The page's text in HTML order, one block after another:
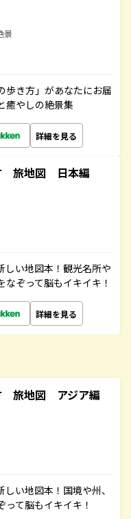
景
歩き方」があなたにお届
癒やしの絶景集
詳細を見る
旅地図 日本編
しい地図本！観光名所や
ぞって脳もイキイキ！
詳細を見る
旅地図 アジア編
い地図本！国境や州、
て脳もイキイキ！